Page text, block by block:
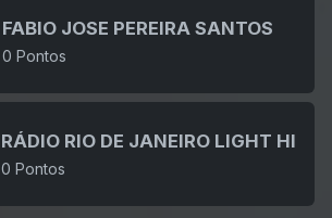
FABIO JOSE PEREIRA SANTOS
0 Pontos
RÁDIO RIO DE JANEIRO LIGHT HITS
0 Pontos